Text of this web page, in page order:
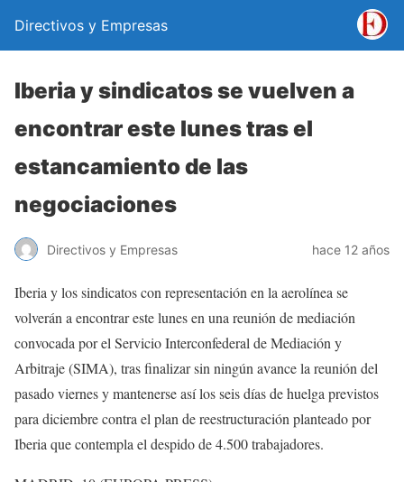
Directivos y Empresas
Iberia y sindicatos se vuelven a
encontrar este lunes tras el
estancamiento de las
negociaciones
Directivos y Empresas hace 12 años
Iberia y los sindicatos con representación en la aerolínea se
volverán a encontrar este lunes en una reunión de mediación
convocada por el Servicio Interconfederal de Mediación y
Arbitraje (SIMA), tras finalizar sin ningún avance la reunión del
pasado viernes y mantenerse así los seis días de huelga previstos
para diciembre contra el plan de reestructuración planteado por
Iberia que contempla el despido de 4.500 trabajadores.